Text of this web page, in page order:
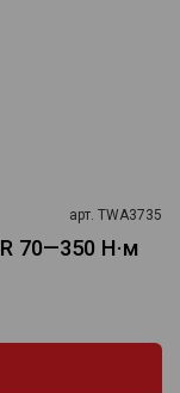
арт. TWA3735
70—350 Н·м